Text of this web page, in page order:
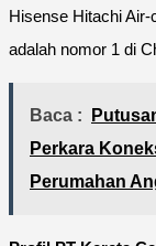
Hisense Hitachi
adalah nomor 1 di
Baca :
Perkara
Perumahan